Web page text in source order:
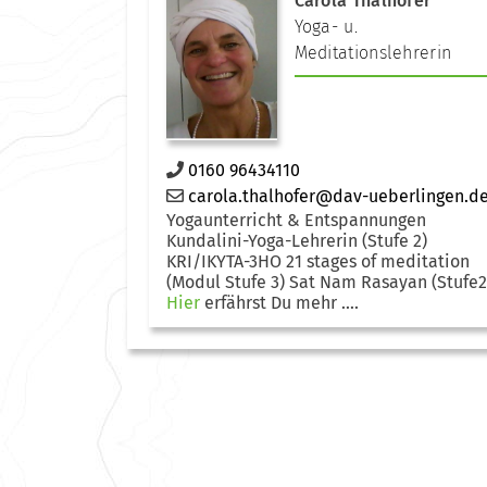
Yoga- u.
Meditationslehrerin
0160 96434110
carola.thalhofer@dav-
Yogaunterricht & Entspannungen
Kundalini-Yoga-Lehrerin (Stufe 2)
KRI/IKYTA-3HO 21 stages of meditation
(Modul Stufe 3) Sat Nam Rasayan
Hier erfährst Du mehr ....